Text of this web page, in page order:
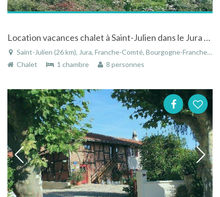
Location vacances chalet à Saint-Julien dans le Jura en Franche-Comté avec vue très dégagée
Saint-Julien (26 km), Jura, Franche-Comté, Bourgogne-Franche-Comté, France
Chalet
1 chambre 8 personnes